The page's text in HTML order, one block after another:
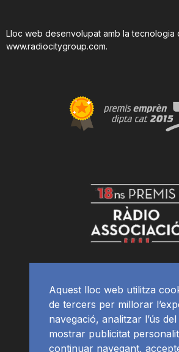
Lloc web desenvolupat amb la tecnologia
www.radiocitygroup.com.
Aquest lloc web utilitza
de tercers per millorar
navegació, analitzar l’ús
mostrar publicitat
continuar navegant,